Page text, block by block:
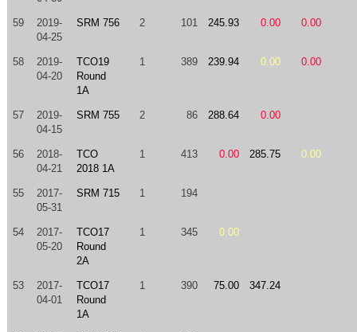
59
2019-
04-25
SRM 756 2 101 245.93 0.00 0.00
58
2019-
04-20
TCO19
Round
1A
1 389 239.94 0.00 0.00
57
2019-
04-15
SRM 755 2 86 288.64 0.00
56
2018-
04-21
TCO
2018 1A
1 413 0.00 285.75 0.00
55
2017-
05-31
SRM 715 1 194
54
2017-
05-20
TCO17
Round
2A
1 345 0.00
53
2017-
04-01
TCO17
Round
1A
1 390 75.00 347.24